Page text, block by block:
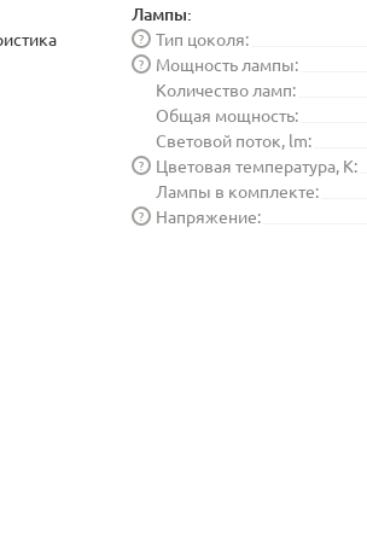
Лампы:
Тип цоколя:
?
Мощность лампы:
?
Количество ламп:
Общая мощность:
Световой поток, lm:
Цветовая температура, K:
?
Лампы в комплекте:
Напряжение:
?